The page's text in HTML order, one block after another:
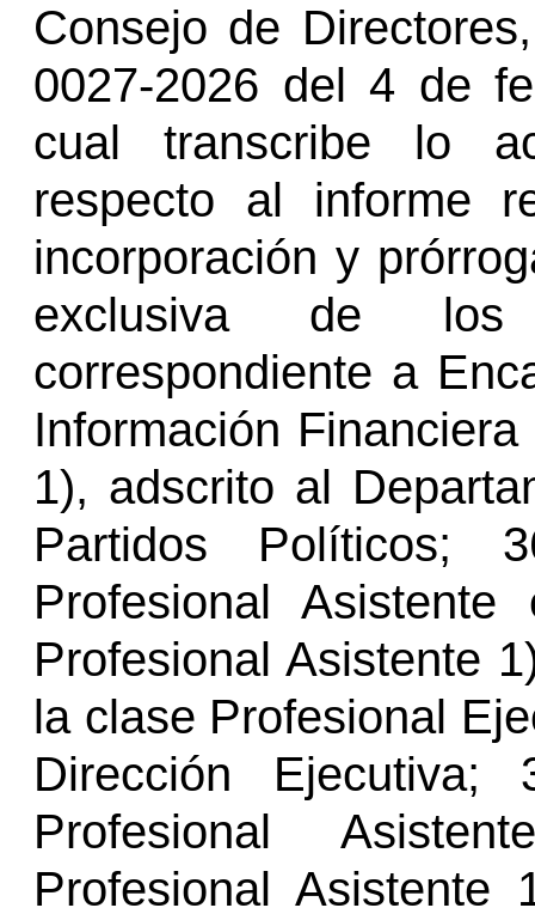
Consejo de
0027-2026 del 4 de
cual transcribe lo
respecto al informe
incorporación y
exclusiva de
correspondiente a
Información
1), adscrito al
Partidos Políticos;
Profesional
Profesional Asistente
la clase Profesional
Dirección Ejecutiva;
Profesional
Profesional